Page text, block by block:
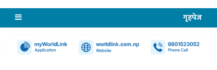
गृहपेज